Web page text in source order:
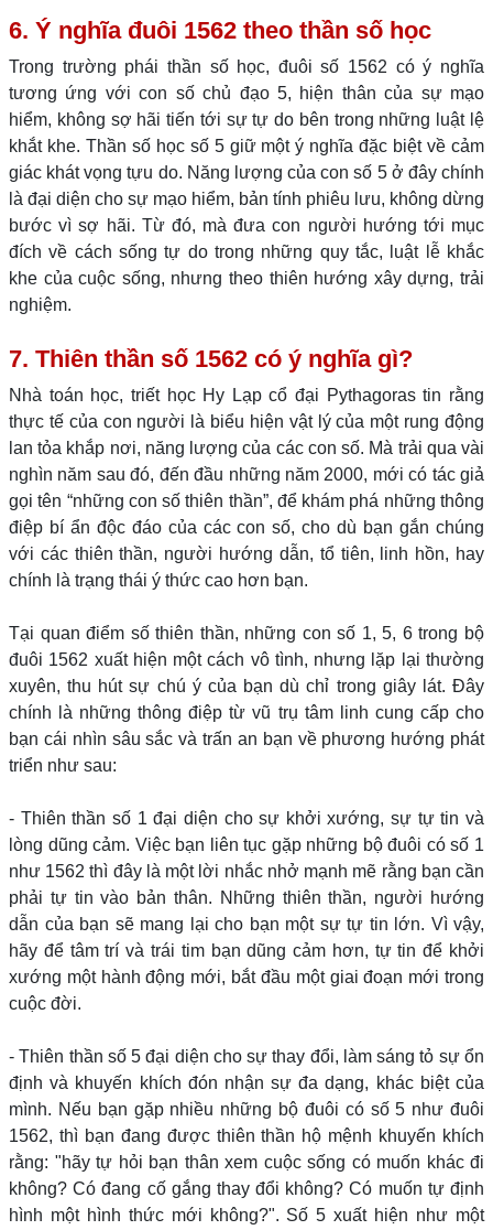
6. Ý nghĩa đuôi 1562 theo thần số học
Trong trường phái thần số học, đuôi số 1562 có ý nghĩa
tương ứng với con số chủ đạo 5, hiện thân của sự mạo
hiểm, không sợ hãi tiến tới sự tự do bên trong những luật lệ
khắt khe. Thần số học số 5 giữ một ý nghĩa đặc biệt về cảm
giác khát vọng tựu do. Năng lượng của con số 5 ở đây chính
là đại diện cho sự mạo hiểm, bản tính phiêu lưu, không dừng
bước vì sợ hãi. Từ đó, mà đưa con người hướng tới mục
đích về cách sống tự do trong những quy tắc, luật lễ khắc
khe của cuộc sống, nhưng theo thiên hướng xây dựng, trải
nghiệm.
7. Thiên thần số 1562 có ý nghĩa gì?
Nhà toán học, triết học Hy Lạp cổ đại Pythagoras tin rằng
thực tế của con người là biểu hiện vật lý của một rung động
lan tỏa khắp nơi, năng lượng của các con số. Mà trải qua vài
nghìn năm sau đó, đến đầu những năm 2000, mới có tác giả
gọi tên “những con số thiên thần”, để khám phá những thông
điệp bí ẩn độc đáo của các con số, cho dù bạn gắn chúng
với các thiên thần, người hướng dẫn, tổ tiên, linh hồn, hay
chính là trạng thái ý thức cao hơn bạn.
Tại quan điểm số thiên thần, những con số 1, 5, 6 trong bộ
đuôi 1562 xuất hiện một cách vô tình, nhưng lặp lại thường
xuyên, thu hút sự chú ý của bạn dù chỉ trong giây lát. Đây
chính là những thông điệp từ vũ trụ tâm linh cung cấp cho
bạn cái nhìn sâu sắc và trấn an bạn về phương hướng phát
triển như sau:
- Thiên thần số 1 đại diện cho sự khởi xướng, sự tự tin và
lòng dũng cảm. Việc bạn liên tục gặp những bộ đuôi có số 1
như 1562 thì đây là một lời nhắc nhở mạnh mẽ rằng bạn cần
phải tự tin vào bản thân. Những thiên thần, người hướng
dẫn của bạn sẽ mang lại cho bạn một sự tự tin lớn. Vì vậy,
hãy để tâm trí và trái tim bạn dũng cảm hơn, tự tin để khởi
xướng một hành động mới, bắt đầu một giai đoạn mới trong
cuộc đời.
- Thiên thần số 5 đại diện cho sự thay đổi, làm sáng tỏ sự ổn
định và khuyến khích đón nhận sự đa dạng, khác biệt của
mình. Nếu bạn gặp nhiều những bộ đuôi có số 5 như đuôi
1562, thì bạn đang được thiên thần hộ mệnh khuyến khích
rằng: "hãy tự hỏi bạn thân xem cuộc sống có muốn khác đi
không? Có đang cố gắng thay đổi không? Có muốn tự định
hình một hình thức mới không?". Số 5 xuất hiện như một